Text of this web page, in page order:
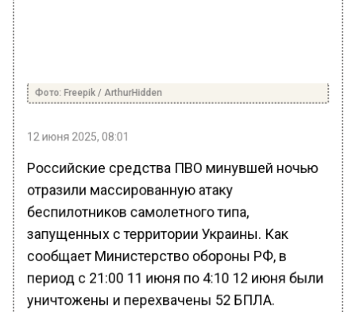
Фото: Freepik / ArthurHidden
12 июня 2025, 08:01
Российские средства ПВО минувшей ночью
отразили массированную атаку
беспилотников самолетного типа,
запущенных с территории Украины. Как
сообщает Министерство обороны РФ, в
период с 21:00 11 июня по 4:10 12 июня были
уничтожены и перехвачены 52 БПЛА.